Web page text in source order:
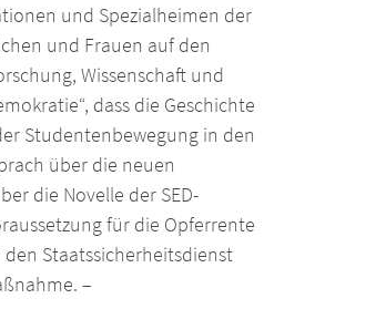
und Spezialheimen der
und Frauen auf den
Wissenschaft und
dass die Geschichte
Studentenbewegung in den
über die neuen
die Novelle der SED-
für die Opferrente
Staatssicherheitsdienst
–